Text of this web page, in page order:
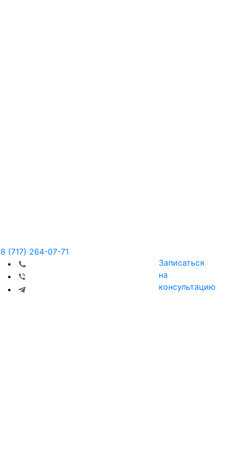
8 (717) 264-07-71
Записаться
на
консультацию